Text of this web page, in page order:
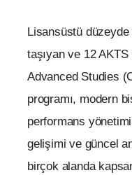
Lisansüstü
taşıyan ve 12
Advanced Studies
programı, modern
performans
gelişimi ve güncel
birçok alanda